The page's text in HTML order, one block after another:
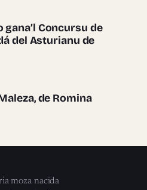
pieces
Concursu de
del Asturianu de
de Romina
moza nacida